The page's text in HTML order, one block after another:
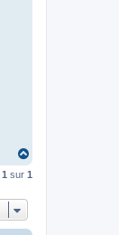
u
1 sur 1